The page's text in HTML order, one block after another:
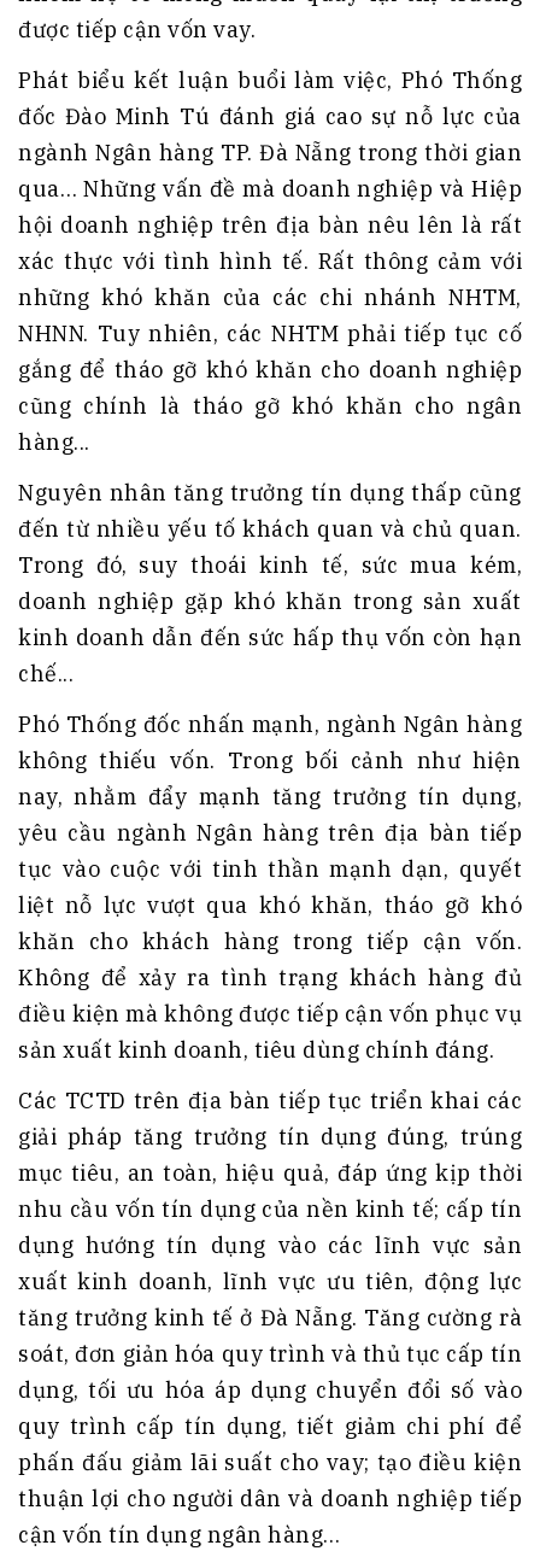
được tiếp cận vốn vay.
Phát biểu kết luận buổi làm việc, Phó Thống
đốc Đào Minh Tú đánh giá cao sự nỗ lực của
ngành Ngân hàng TP. Đà Nẵng trong thời gian
qua… Những vấn đề mà doanh nghiệp và Hiệp
hội doanh nghiệp trên địa bàn nêu lên là rất
xác thực với tình hình tế. Rất thông cảm với
những khó khăn của các chi nhánh NHTM,
NHNN. Tuy nhiên, các NHTM phải tiếp tục cố
gắng để tháo gỡ khó khăn cho doanh nghiệp
cũng chính là tháo gỡ khó khăn cho ngân
hàng...
Nguyên nhân tăng trưởng tín dụng thấp cũng
đến từ nhiều yếu tố khách quan và chủ quan.
Trong đó, suy thoái kinh tế, sức mua kém,
doanh nghiệp gặp khó khăn trong sản xuất
kinh doanh dẫn đến sức hấp thụ vốn còn hạn
chế...
Phó Thống đốc nhấn mạnh, ngành Ngân hàng
không thiếu vốn. Trong bối cảnh như hiện
nay, nhằm đẩy mạnh tăng trưởng tín dụng,
yêu cầu ngành Ngân hàng trên địa bàn tiếp
tục vào cuộc với tinh thần mạnh dạn, quyết
liệt nỗ lực vượt qua khó khăn, tháo gỡ khó
khăn cho khách hàng trong tiếp cận vốn.
Không để xảy ra tình trạng khách hàng đủ
điều kiện mà không được tiếp cận vốn phục vụ
sản xuất kinh doanh, tiêu dùng chính đáng.
Các TCTD trên địa bàn tiếp tục triển khai các
giải pháp tăng trưởng tín dụng đúng, trúng
mục tiêu, an toàn, hiệu quả, đáp ứng kịp thời
nhu cầu vốn tín dụng của nền kinh tế; cấp tín
dụng hướng tín dụng vào các lĩnh vực sản
xuất kinh doanh, lĩnh vực ưu tiên, động lực
tăng trưởng kinh tế ở Đà Nẵng. Tăng cường rà
soát, đơn giản hóa quy trình và thủ tục cấp tín
dụng, tối ưu hóa áp dụng chuyển đổi số vào
quy trình cấp tín dụng, tiết giảm chi phí để
phấn đấu giảm lãi suất cho vay; tạo điều kiện
thuận lợi cho người dân và doanh nghiệp tiếp
cận vốn tín dụng ngân hàng…